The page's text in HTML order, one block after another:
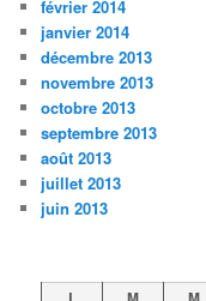
février 2014
janvier 2014
décembre 2013
novembre 2013
octobre 2013
septembre 2013
août 2013
juillet 2013
juin 2013